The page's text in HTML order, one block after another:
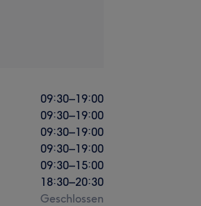
09:30–19:00
09:30–19:00
09:30–19:00
09:30–19:00
09:30–15:00
18:30–20:30
Geschlossen